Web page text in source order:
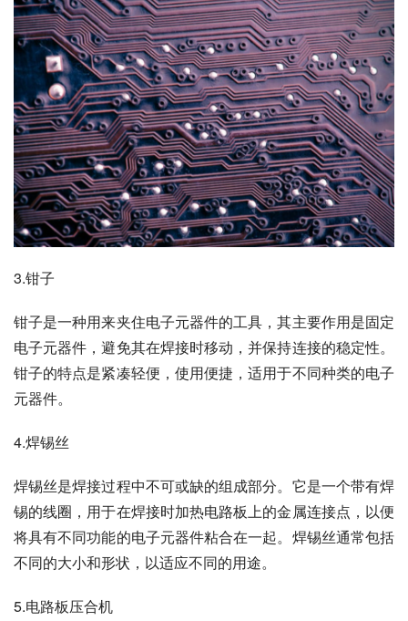
3.钳子
钳子是一种用来夹住电子元器件的工具，其主要作用是固定
电子元器件，避免其在焊接时移动，并保持连接的稳定性。
钳子的特点是紧凑轻便，使用便捷，适用于不同种类的电子
元器件。
4.焊锡丝
焊锡丝是焊接过程中不可或缺的组成部分。它是一个带有焊
锡的线圈，用于在焊接时加热电路板上的金属连接点，以便
将具有不同功能的电子元器件粘合在一起。焊锡丝通常包括
不同的大小和形状，以适应不同的用途。
5.电路板压合机